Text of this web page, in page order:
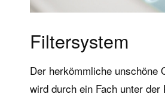
Filtersystem
Der herkömmliche unschöne
wird durch ein Fach unter